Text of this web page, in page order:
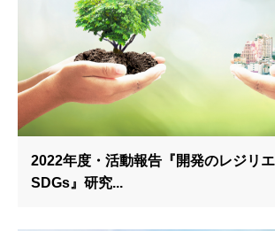
2022年度・活動報告『開発のレジリ
SDGs』研究...